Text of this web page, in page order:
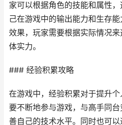
家可以根据角色的技能和属性
己在游戏中的输出能力和生存
效果，玩家需要根据实际情况
体实力。
### 经验积累攻略
在游戏中，经验积累对于提升
要不断地参与游戏，与高手同
善自己的技术水平。同时也可